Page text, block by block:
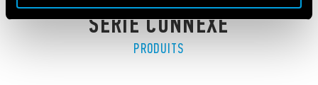
SÉRIE CONNEXE
PRODUITS